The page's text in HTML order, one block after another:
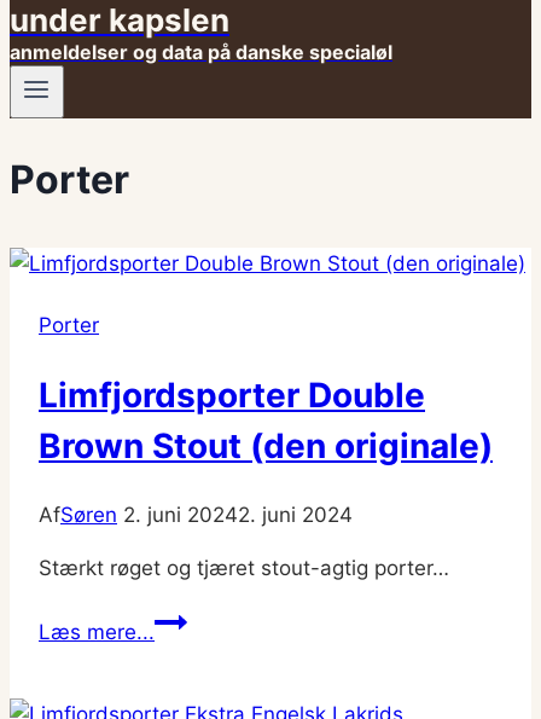
under kapslen
anmeldelser og data på danske specialøl
Porter
Porter
Limfjordsporter Double
Brown Stout (den originale)
AfSøren 2. juni 20242. juni 2024
Stærkt røget og tjæret stout-agtig porter…
Læs mere...Limfjordsporter